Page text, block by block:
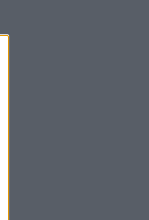
Προστασία: Νέα εναέρια μέσα
τεχνολογία